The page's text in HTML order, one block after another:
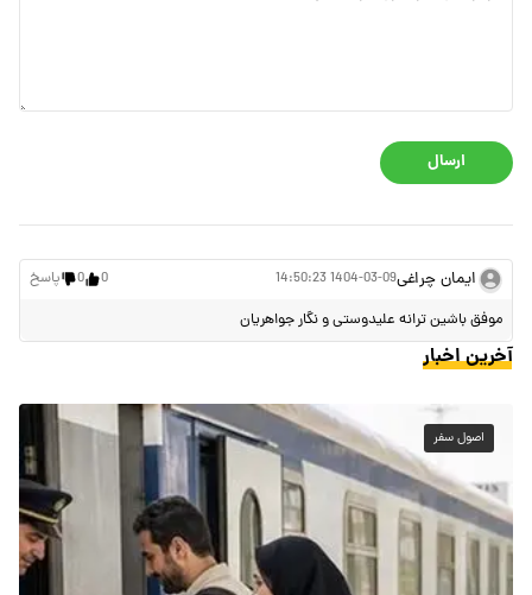
ارسال
ایمان چراغی1404-03-09 14:50:23
0
0 پاسخ
موفق باشین ترانه علیدوستی و نگار جواهریان
آخرین اخبار
اصول سفر